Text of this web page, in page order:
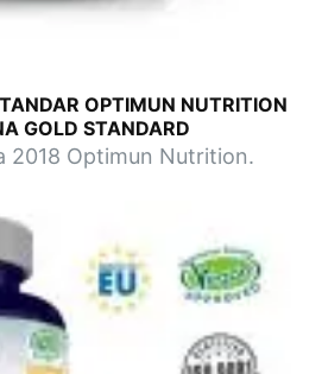
OPTIMUN NUTRITION
GOLD STANDARD
2018 Optimun Nutrition.